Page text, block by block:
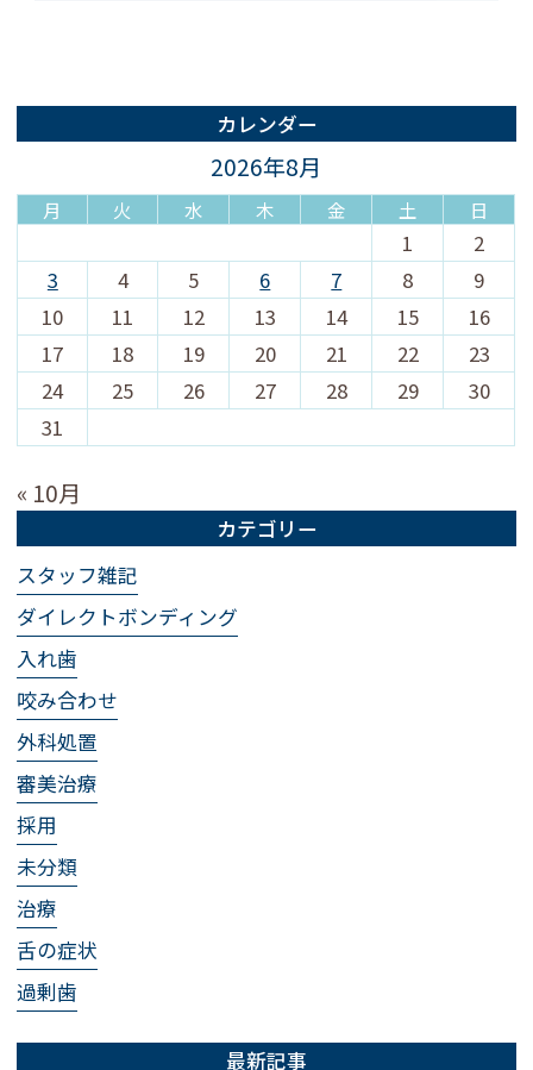
カレンダー
2026年8月
月 火 水 木 金 土 日
1
2
3
4 5 6 7 8
9
10
11 12 13 14 15
16
17
18 19 20 21 22
23
24
25 26 27 28 29
30
31
« 10月
カテゴリー
スタッフ雑記
ダイレクトボンディング
入れ歯
咬み合わせ
外科処置
審美治療
採用
未分類
治療
舌の症状
過剰歯
最新記事